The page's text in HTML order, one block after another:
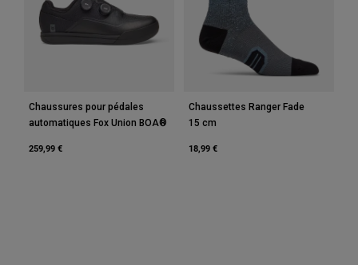
Chaussures pour pédales
automatiques Fox Union BOA®
259,99 €
Chaussettes Ranger Fade
15 cm
18,99 €